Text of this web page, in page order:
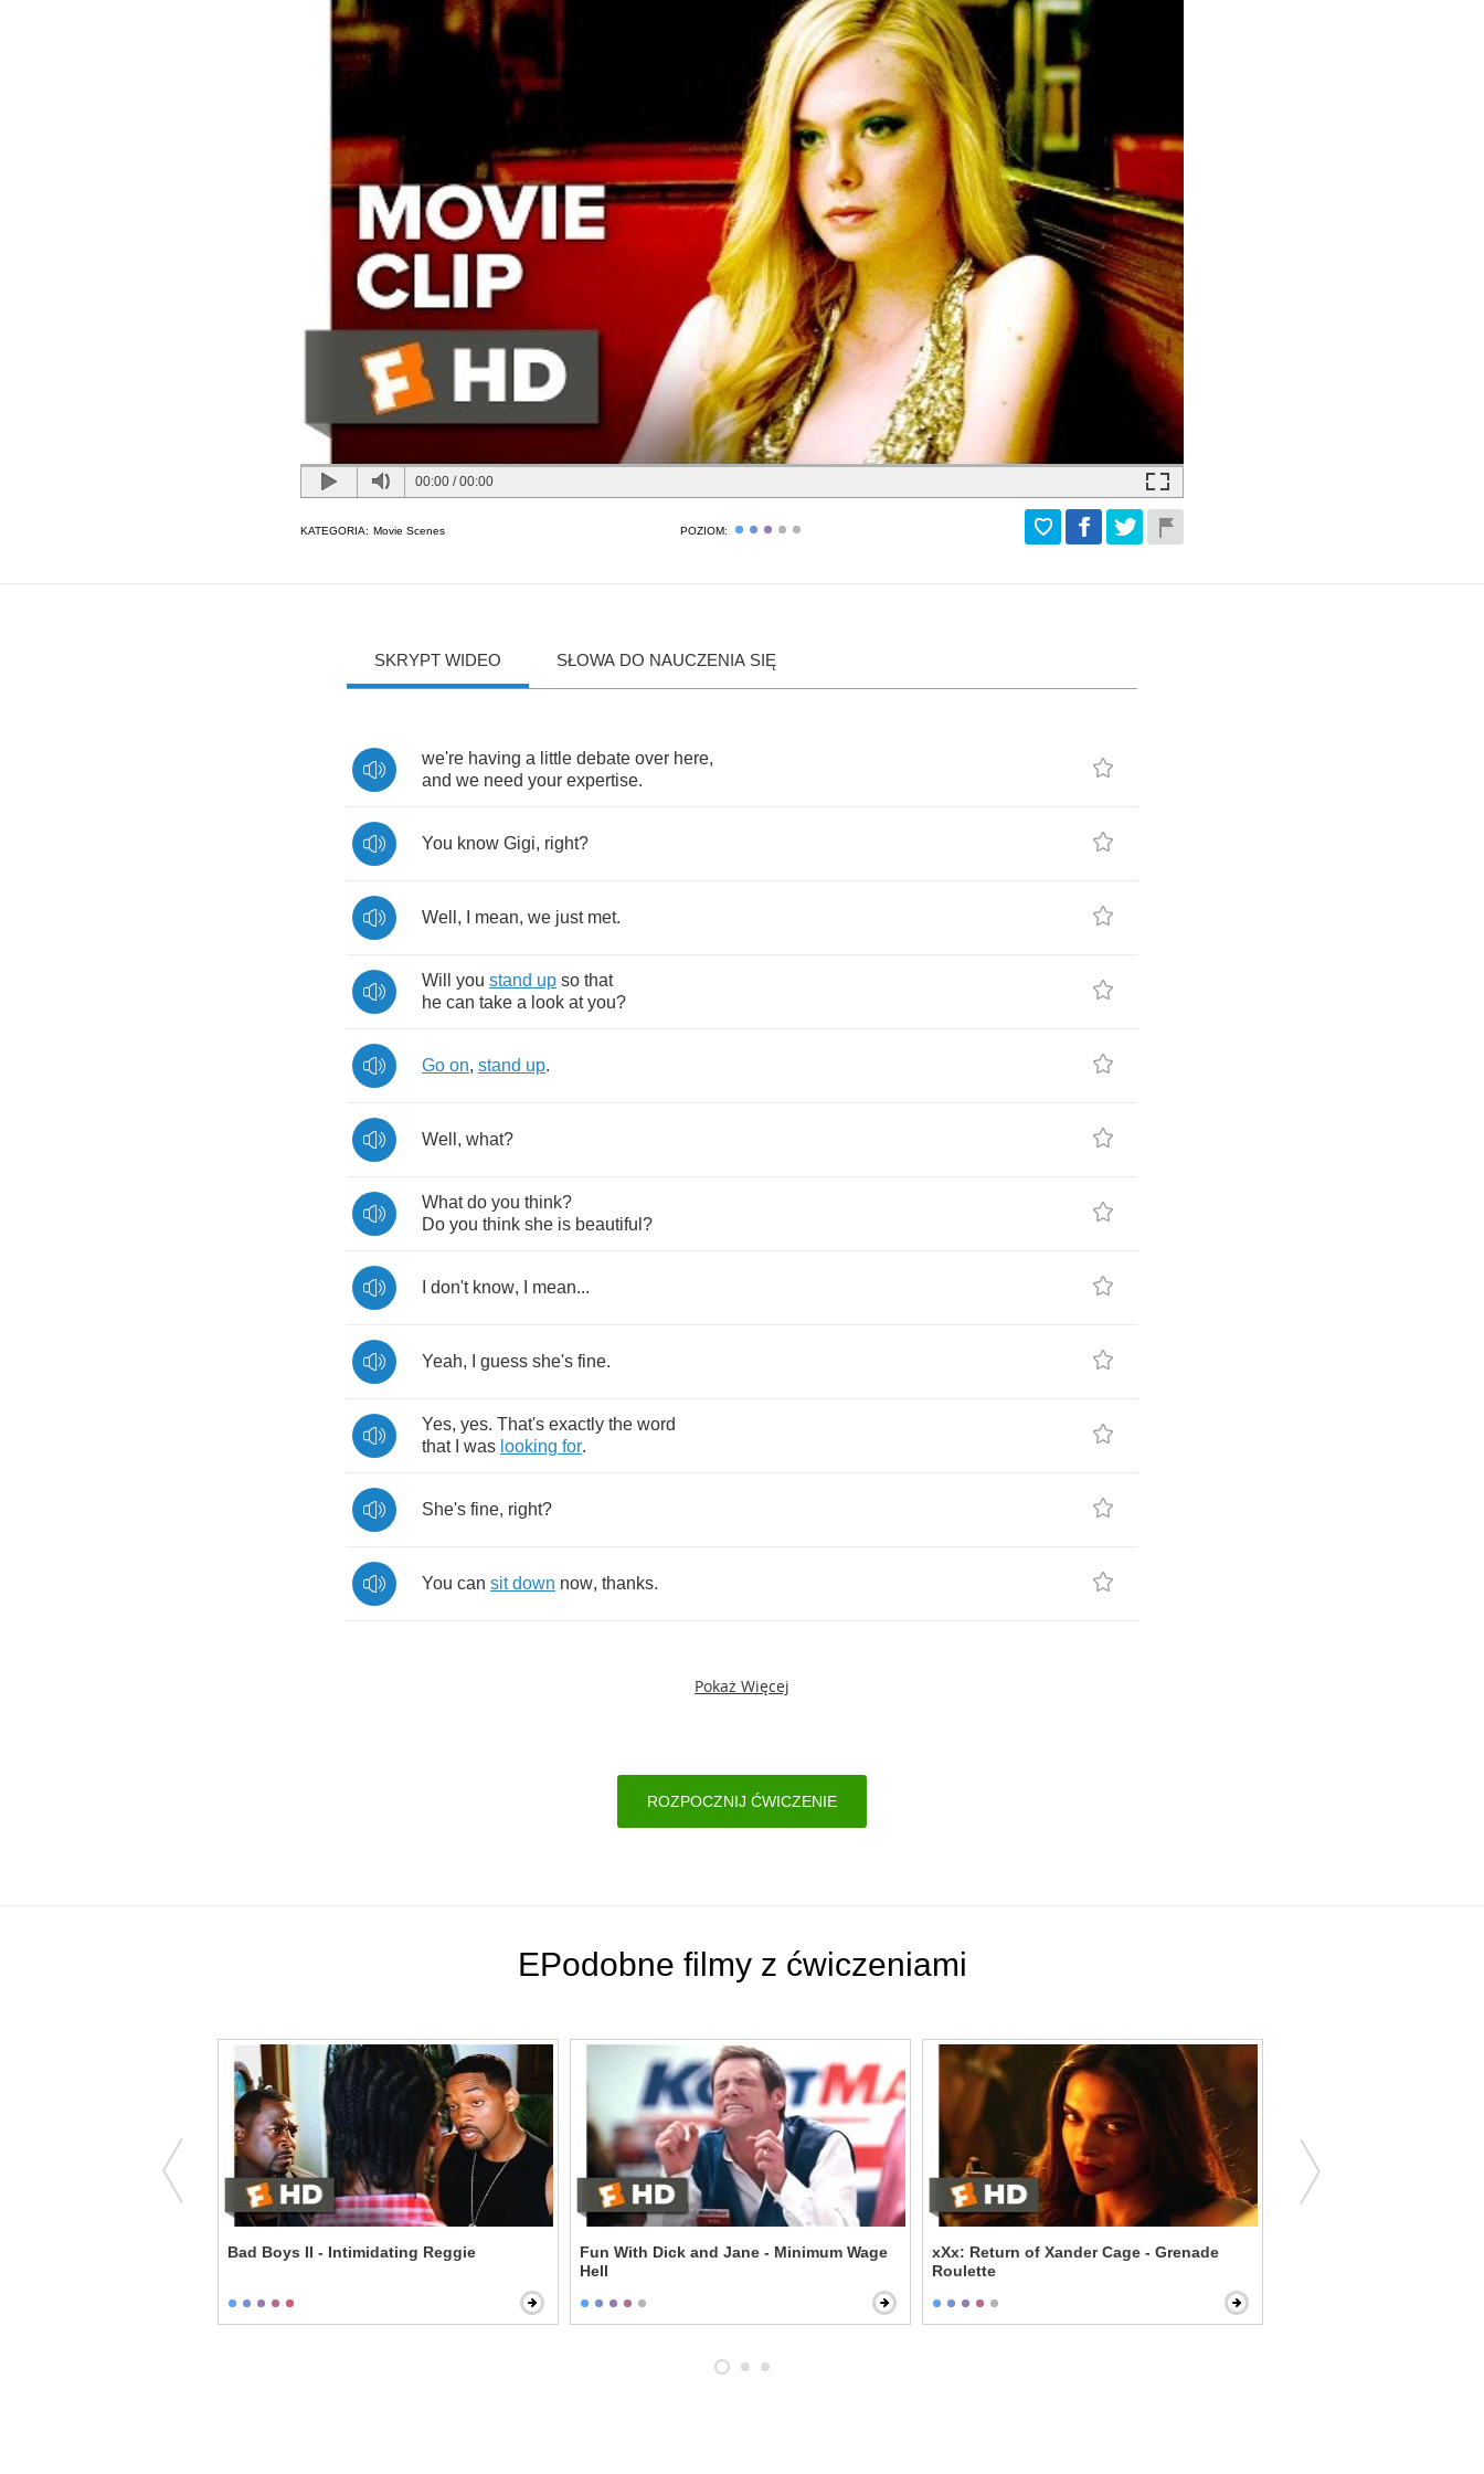
00:00 /00:00
KATEGORIA: Movie Scenes POZIOM:
SKRYPT WIDEO SŁOWA DO NAUCZENIA SIĘ
we're having a little debate over here,
and we need your expertise.
You know Gigi, right?
Well , mean, we just met.
Will you stand up so that
he can take a look at you?
Go on, stand up.
Well , what?
What do you think?
Do you think she is beautiful ?
don't know, mean...
Yeah, guess she's fine.
Yes, yes. That's exactly the word
that
was looking for.
She's fine, right?
You can sit down now, thanks.
Pokaż Więcej
ROZPOCZNIJ ĆWICZENIE
EPodobne filmy z ćwiczeniami
Bad Boys II - Intimidating Reggie
Fun With Dick and Jane - Minimum Wage
Hell
xXx: Return of Xander Cage - Grenade
Roulette